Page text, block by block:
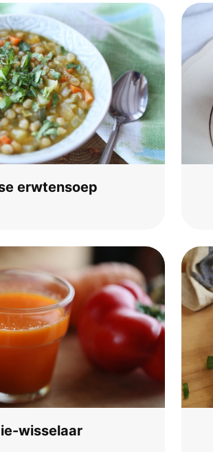
erwtensoep
wis­sel­a­ar